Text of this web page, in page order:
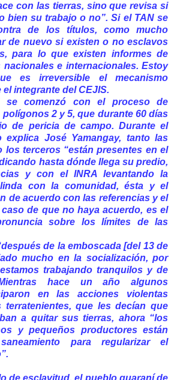
con las tierras, sino que revisa si
bien su trabajo o no”. Si el TAN se
de los títulos, como mucho
de nuevo si existen o no esclavos
para lo que existen informes de
e internacionales. Estoy
es irreversible el mecanismo
integrante del CEJIS.
se comenzó con el proceso de
2 y 5, que durante 60 días
de pericia de campo. Durante el
José Yamangay, tanto las
los terceros “están presentes en el
hasta dónde llega su predio,
y con el INRA levantando la
con la comunidad, ésta y el
de acuerdo con las referencias y el
de que no haya acuerdo, es el
sobre los límites de las
de la emboscada [del 13 de
mucho en la socialización, por
trabajando tranquilos y de
hace un año algunos
en las acciones violentas
terratenientes, que les decían que
a quitar sus tierras, ahora “los
y pequeños productores están
para regularizar el